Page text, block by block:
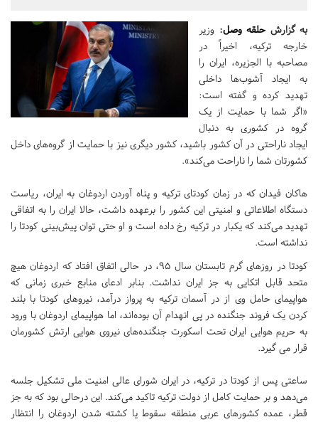
به گزارش حلقه وصل: وزیر
خارجه ترکیه، اخیراً در
مصاحبه با الجزیره، ایران را
به ایجاد آشوب‌ها داخلی
تهدید کرده و گفته است:
«اگر شما با حمایت از یک
گروه در کشوری به دنبال
ایجاد ناراحتی در آن کشور باشید، کشور دیگری نیز با حمایت از گروه‌های داخل
کشورتان شما را ناراحت می‌کند».
هاکان فیدان که در زمان کودتای ترکیه و پناه آوردن اردوغان به ایران، ریاست
دستگاه اطلاعاتی و امنیتی این کشور را برعهده داشت، حالا ایران را به اتفاقی
تهدید می‌کند که یکبار در ترکیه رخ داده است و او حتی توان پیش‌بینی کودتا را
نداشته است.
کودتا در روزهای گرم تابستان سال 95، در حالی اتفاق افتاد که اردوغان هیچ
متحد قابل اتکایی به جز ایران نداشت. بنابر ادعای منابع خبری زمانی که
هواپیمای حامل وی از در آسمان ترکیه به پرواز درآمد، نیروهای کودتا با بلند
کردن یک فروند جنگنده در پی انهدام آن بوده‌اند، اما هواپیمای اردوغان با ورود
به حریم هوایی ایران تحت اسکورت جنگنده‌های نیروی هوایی ارتش کشورمان
قرار می گیرد.
ساعتی پس از کودتا در ترکیه، در ایران شورای عالی امنیت ملی تشکیل جلسه
می‌دهد و بر حمایت کامل از دولت ترکیه تاکید می‌کند. این درحالی بود که به جز
قطر، عمده کشورهای عربی منطقه سقوط یا کشته شدن اردوغان را انتظار